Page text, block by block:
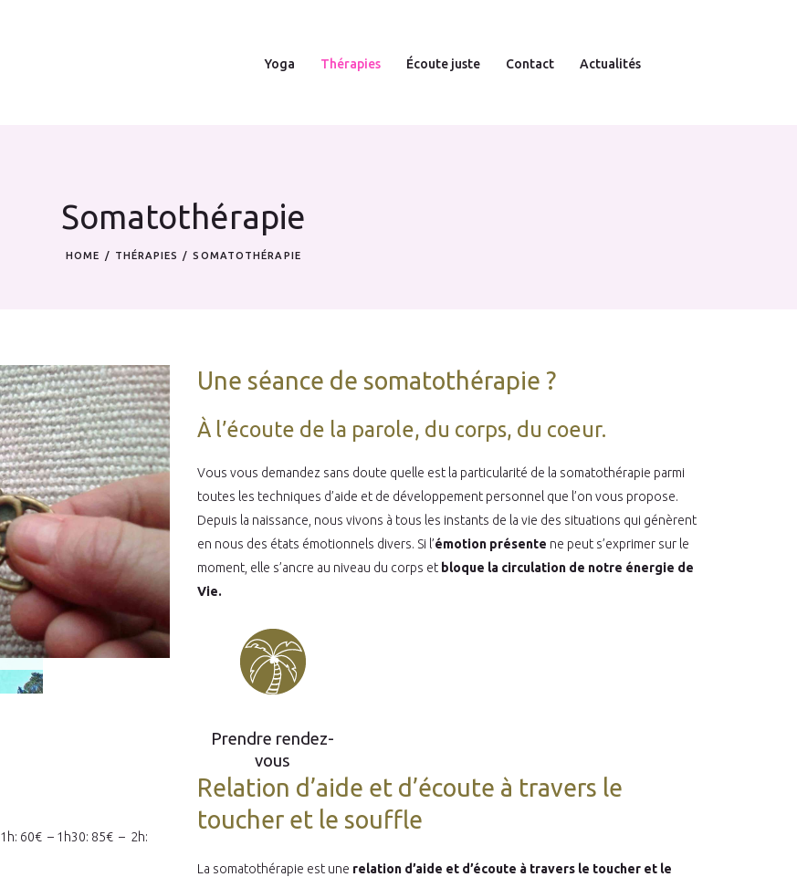
Yoga Thérapies Écoute juste Contact Actualités
Somatothérapie
HOME THÉRAPIES SOMATOTHÉRAPIE
Actualités
Une séance de somatothérapie ?
À l’écoute de la parole, du corps, du coeur.
Vous vous demandez sans doute quelle est la particularité de la somatothérapie parmi
toutes les techniques d’aide et de développement personnel que l’on vous propose.
Depuis la naissance, nous vivons à tous les instants de la vie des situations qui génèrent
en nous des états émotionnels divers. Si l’émotion présente ne peut s’exprimer sur le
moment, elle s’ancre au niveau du corps et bloque la circulation de notre énergie de
Vie.
Prendre rendez-
vous
1h: 60€ – 1h30: 85€ – 2h:
Relation d’aide et d’écoute à travers le
toucher et le souffle
La somatothérapie est une relation d’aide et d’écoute à travers le toucher et le